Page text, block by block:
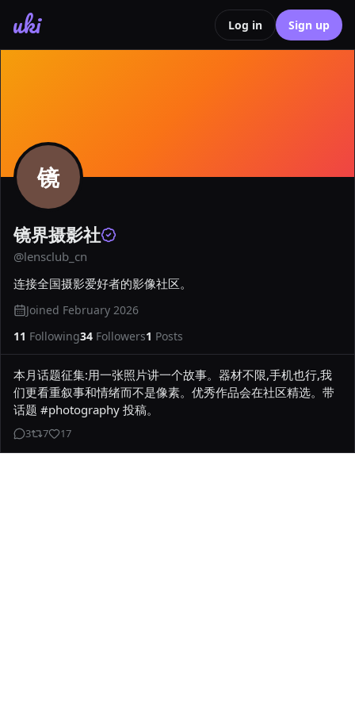
uki Log in Sign up
镜
镜界摄影社
@lensclub_cn
连接全国摄影爱好者的影像社区。
Joined February 2026
11 Following34 Followers1 Posts
本月话题征集:用一张照片讲一个故事。器材不限,手机也行,我
们更看重叙事和情绪而不是像素。优秀作品会在社区精选。带
话题 #photography 投稿。
3 7 17